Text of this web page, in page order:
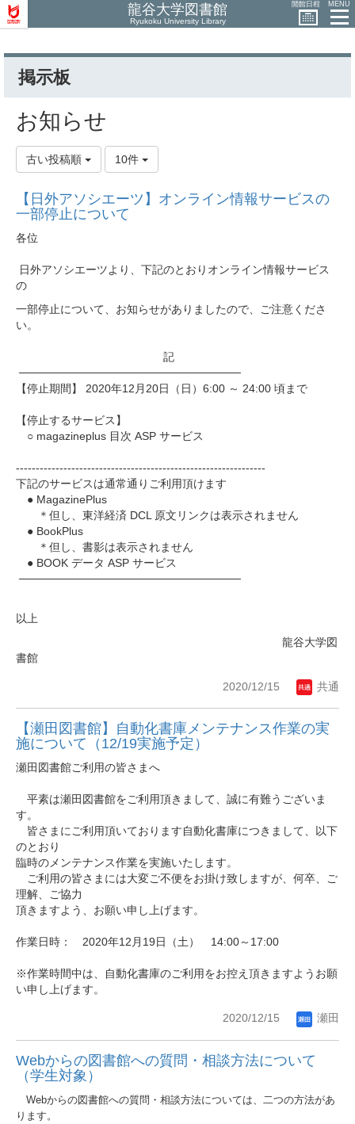
龍谷大学図書館
Ryukoku University Library
開館日程 MENU
掲示板
お知らせ
古い投稿順 10件
【日外アソシエーツ】オンライン情報サービスの
一部停止について
各位
日外アソシエーツより、下記のとおりオンライン情報サービス
の
一部停止について、お知らせがありましたので、ご注意くださ
い。
記
────────────────────────────
【停止期間】 2020年12月20日（日）6:00 ～ 24:00 頃まで
【停止するサービス】
○ magazineplus 目次 ASP サービス
---------------------------------------------------------------
下記のサービスは通常通りご利用頂けます
● MagazinePlus
＊但し、東洋経済 DCL 原文リンクは表示されません
● BookPlus
＊但し、書影は表示されません
● BOOK データ ASP サービス
────────────────────────────
以上
龍谷大学図
書館
2020/12/15 共通
【瀬田図書館】自動化書庫メンテナンス作業の実
施について（12/19実施予定）
瀬田図書館ご利用の皆さまへ
平素は瀬田図書館をご利用頂きまして、誠に有難うございま
す。
皆さまにご利用頂いております自動化書庫につきまして、以下
のとおり
臨時のメンテナンス作業を実施いたします。
ご利用の皆さまには大変ご不便をお掛け致しますが、何卒、ご
理解、ご協力
頂きますよう、お願い申し上げます。
作業日時： 2020年12月19日（土） 14:00～17:00
※作業時間中は、自動化書庫のご利用をお控え頂きますようお願
い申し上げます。
2020/12/15 瀬田
Webからの図書館への質問・相談方法について
（学生対象）
Webからの図書館への質問・相談方法については、二つの方法があ
ります。